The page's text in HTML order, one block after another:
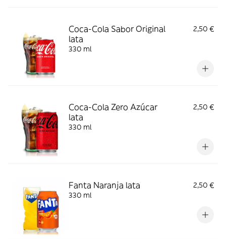
Coca-Cola Sabor Original
lata
2,50 €
330 ml
Coca-Cola Zero Azúcar
lata
2,50 €
330 ml
Fanta Naranja lata
2,50 €
330 ml